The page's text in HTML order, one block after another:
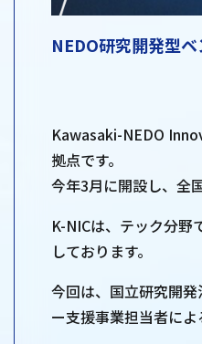
NEDO研究開発型
Kawasaki-NEDO
拠点です。
今年3月に開設し、全
K-NICは、テック分野
しております。
今回は、国立研究開
ー支援事業担当者によ